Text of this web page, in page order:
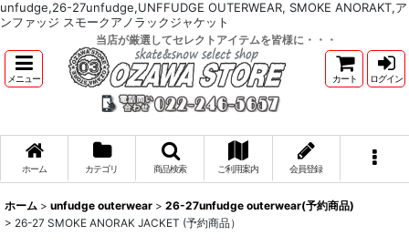
unfudge,26-27unfudge,UNFFUDGE OUTERWEAR, SMOKE ANORAKT,ア
ンファッジ スモークアノラックジャケット
当店が厳選してセレクトアイテムを皆様に・・・
メニュー カート ログイン
ホーム カテゴリ 商品検索 ご利用案内 会員登録
ホーム > unfudge outerwear > 26-27unfudge outerwear(予約商品)
> 26-27 SMOKE ANORAK JACKET (予約商品）